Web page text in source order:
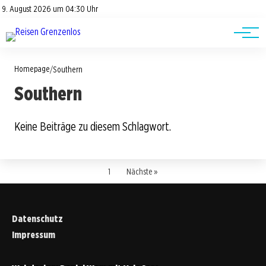
9. August 2026 um 04:30 Uhr
Datenschutz
Road Trips
Reisetipps
Homepage/Southern
Southern
Keine Beiträge zu diesem Schlagwort.
1 Nächste »
Datenschutz
Impressum